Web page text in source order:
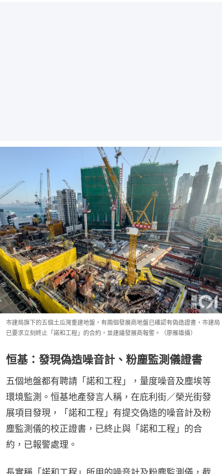
市建局旗下的五個土瓜灣重建地盤，有兩個發展商地盤已確認有偽造證書，市建局
已要求立刻終止「諾和工程」的合約，並建議發展商報警。（廖雁雄攝）
恒基：發現偽造噪音計、粉塵監測儀證書
五個地盤都有聘請「諾和工程」，量度噪音及塵埃等
環境監測。恒基地產發言人稱，在庇利街／榮光街發
展項目發現，「諾和工程」有提交偽造的噪音計及粉
塵監測儀的校正證書，已終止與「諾和工程」的合
約，已報警處理。